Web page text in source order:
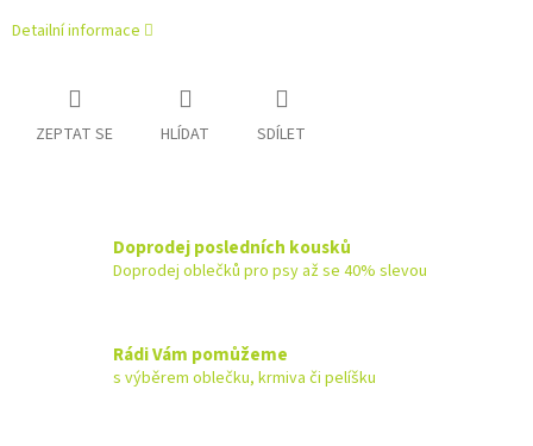
Detailní informace
ZEPTAT SE HLÍDAT SDÍLET
Doprodej posledních kousků
Doprodej oblečků pro psy až se 40% slevou
Rádi Vám pomůžeme
s výběrem oblečku, krmiva či pelíšku